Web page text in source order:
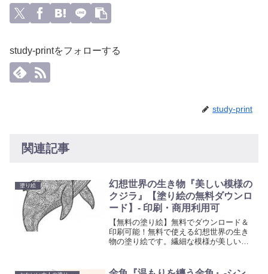
study-printをフォローする
study-print
関連記事
塗り絵
幻想世界の生き物『美しい模様の
クジラ』【塗り絵の無料ダウンロ
ード】- 印刷・商用利用可
【無料の塗り絵】無料でダウンロード＆
印刷可能！無料で使える幻想世界の生き
物の塗り絵です。繊細な模様が美しい大
い。